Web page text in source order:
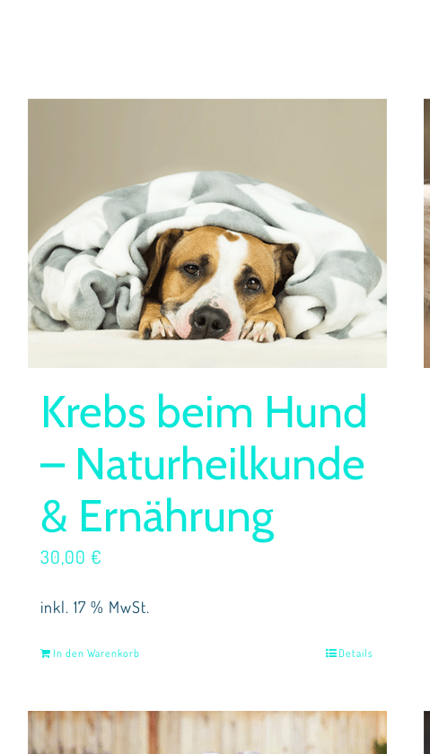
Krebs beim Hund
– Naturheilkunde
& Ernährung
30,00 €
inkl. 17 % MwSt.
In den Warenkorb Details